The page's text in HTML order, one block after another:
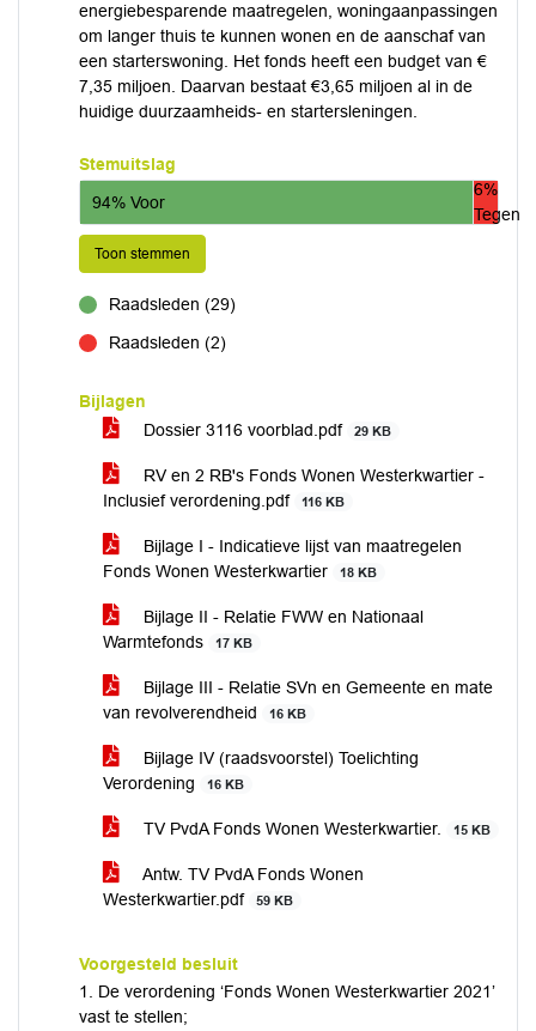
energiebesparende maatregelen, woningaanpassingen
om langer thuis te kunnen wonen en de aanschaf van
een starterswoning. Het fonds heeft een budget van €
7,35 miljoen. Daarvan bestaat €3,65 miljoen al in de
huidige duurzaamheids- en startersleningen.
Stemuitslag
94% Voor
6%
Tegen
Toon stemmen
Raadsleden (29)
Raadsleden (2)
Bijlagen
Dossier 3116 voorblad.pdf
29 KB
RV en 2 RB's Fonds Wonen Westerkwartier -
Inclusief verordening.pdf
116 KB
Bijlage I - Indicatieve lijst van maatregelen
Fonds Wonen Westerkwartier
18 KB
Bijlage II - Relatie FWW en Nationaal
Warmtefonds
17 KB
Bijlage III - Relatie SVn en Gemeente en mate
van revolverendheid
16 KB
Bijlage IV (raadsvoorstel) Toelichting
Verordening
16 KB
TV PvdA Fonds Wonen Westerkwartier. 15 KB
Antw. TV PvdA Fonds Wonen
Westerkwartier.pdf
59 KB
Voorgesteld besluit
1. De verordening ‘Fonds Wonen Westerkwartier 2021’
vast te stellen;